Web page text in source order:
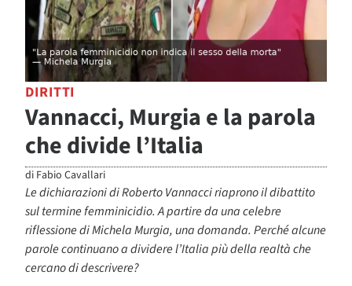
DIRITTI
Vannacci, Murgia e la parola
che divide l’Italia
di Fabio Cavallari
Le dichiarazioni di Roberto Vannacci riaprono il dibattito
sul termine femminicidio. A partire da una celebre
riflessione di Michela Murgia, una domanda. Perché alcune
parole continuano a dividere l’Italia più della realtà che
cercano di descrivere?